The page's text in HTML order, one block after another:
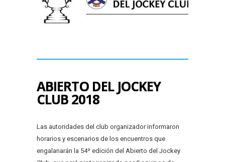
ABIERTO DEL JOCKEY
CLUB 2018
Las autoridades del club organizador informaron
horarios y escenarios de los encuentros que
engalanarán la 54º edición del Abierto del Jockey